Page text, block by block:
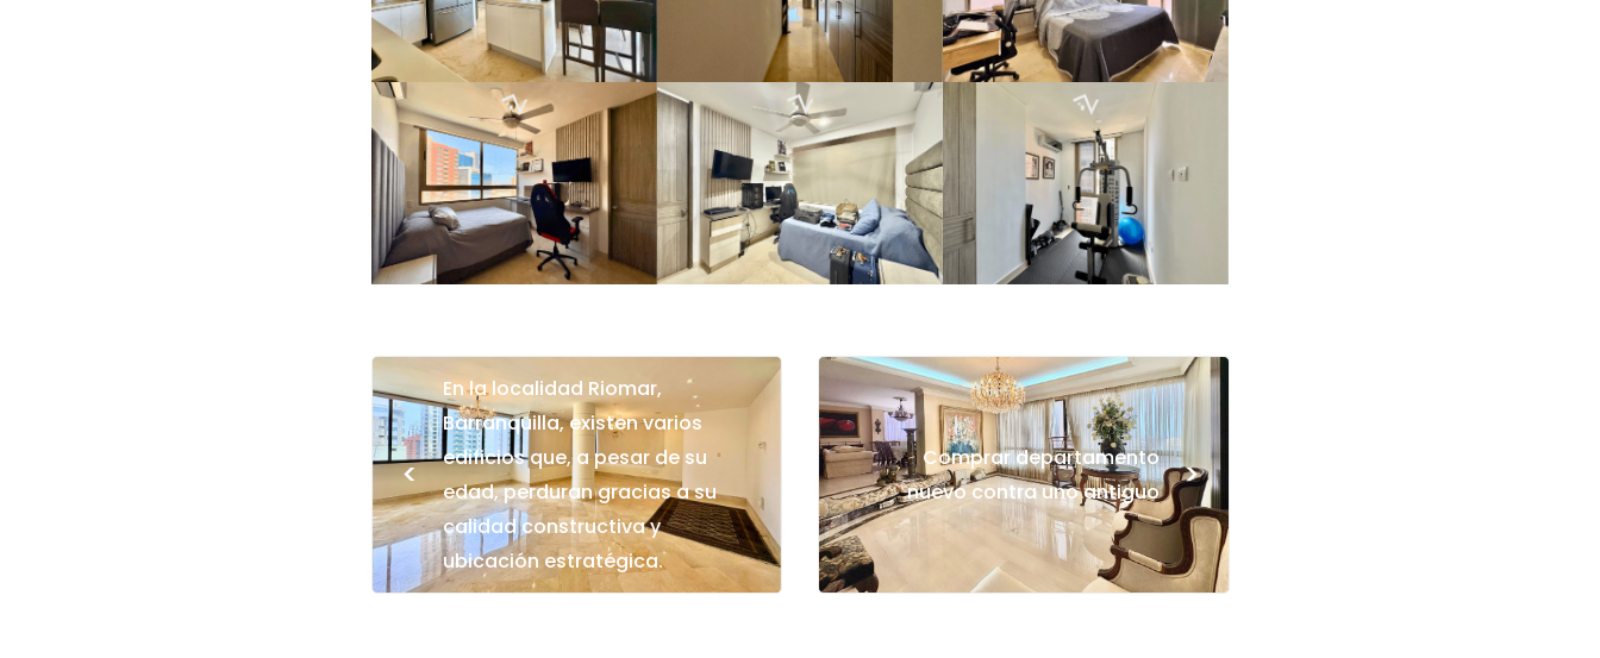
<
En la localidad Riomar,
Barranquilla, existen varios
edificios que, a pesar de su
edad, perduran gracias a su
calidad constructiva y
ubicación estratégica.
Comprar departamento
nuevo contra uno antiguo
>